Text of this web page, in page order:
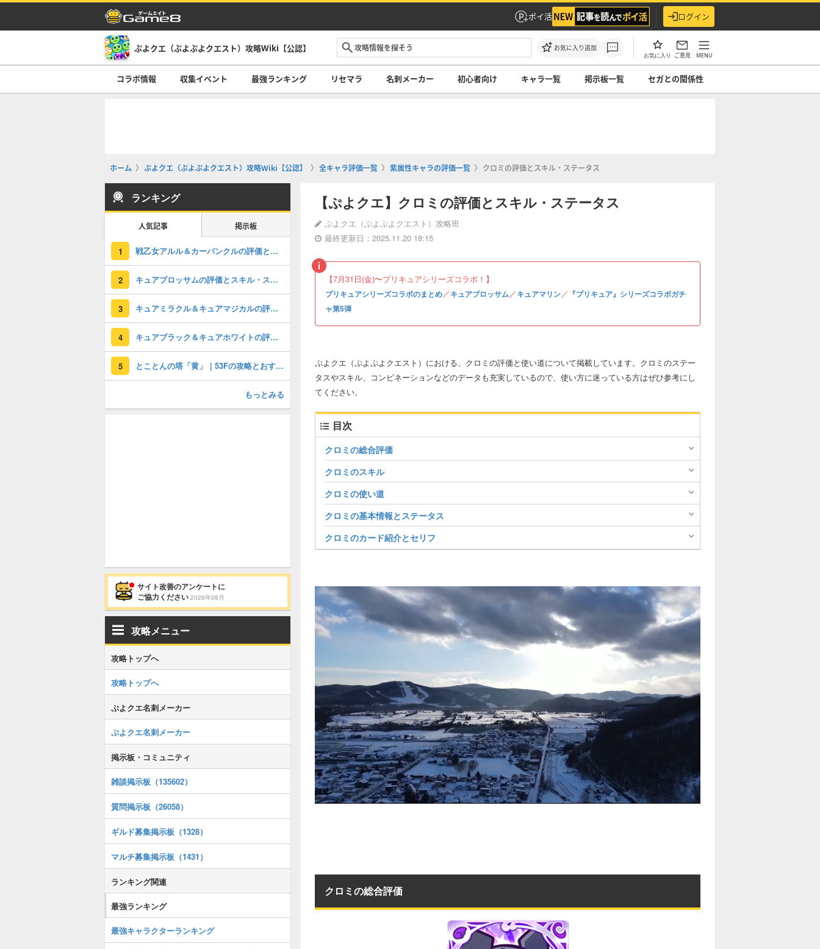
ポイ活 ログイン
ぷよクエ（ぷよぷよクエスト）攻略Wiki【公認】 お気に入り追加
お気に入り ご意見 MENU
コラボ情報 収集イベント 最強ランキング リセマラ 名刺メーカー 初心者向け キャラ一覧 掲示板一覧 セガとの関係性
ホーム ぷよクエ（ぷよぷよクエスト）攻略Wiki【公認】 全キャラ評価一覧 紫属性キャラの評価一覧 クロミの評価とスキル・ステータス
【ぷよクエ】クロミの評価とスキル・ステータス
ぷよクエ（ぷよぷよクエスト）攻略班
最終更新日：2025.11.20 18:15
【7月31日(金)〜プリキュアシリーズコラボ！】
プリキュアシリーズコラボのまとめ／キュアブロッサム／キュアマリン／ 『プリキュア』シリーズコラボガチ
ャ第5弾
ぷよクエ（ぷよぷよクエスト）における、クロミの評価と使い道について掲載しています。クロミのステー
タスやスキル、コンビネーションなどのデータも充実しているので、使い方に迷っている方はぜひ参考にし
てください。
目次
クロミの総合評価
クロミのスキル
クロミの使い道
クロミの基本情報とステータス
クロミのカード紹介とセリフ
クロミの総合評価
ランキング
人気記事 掲示板
1 戦乙女アルル＆カーバンクルの評価とスキル・ステータス
2 キュアブロッサムの評価とスキル・ステータス
3 キュアミラクル＆キュアマジカルの評価とスキル・ステータス
4 キュアブラック＆キュアホワイトの評価とスキル・ステータス
5 とことんの塔「黄」｜53Fの攻略とおすすめデッキ
もっとみる
サイト改善のアンケートに
ご協力ください 2026年08月
攻略メニュー
攻略トップへ
攻略トップへ
ぷよクエ名刺メーカー
ぷよクエ名刺メーカー
掲示板・コミュニティ
雑談掲示板（135602）
質問掲示板（26058）
ギルド募集掲示板（1328）
マルチ募集掲示板（1431）
ランキング関連
最強ランキング
最強キャラクターランキング